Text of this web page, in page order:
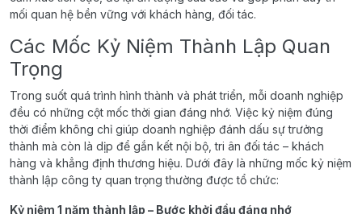
mối quan hệ bền vững với khách hàng, đối tác.
Các Mốc Kỷ Niệm Thành Lập Quan
Trọng
Trong suốt quá trình hình thành và phát triển, mỗi doanh nghiệp
đều có những cột mốc thời gian đáng nhớ. Việc kỷ niệm đúng
thời điểm không chỉ giúp doanh nghiệp đánh dấu sự trưởng
thành mà còn là dịp để gắn kết nội bộ, tri ân đối tác – khách
hàng và khẳng định thương hiệu. Dưới đây là những mốc kỷ niệm
thành lập công ty quan trọng thường được tổ chức:
Kỷ niệm 1 năm thành lập – Bước khởi đầu đáng nhớ